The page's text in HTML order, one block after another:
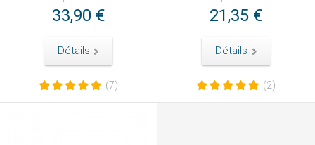
33,90 €
Détails
(7)
21,35 €
Détails
(2)